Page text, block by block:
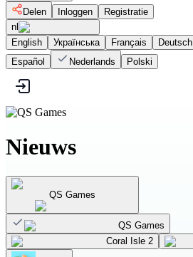
Delen
Inloggen
Registratie
nl
English
Українська Français Deutsch
Español
Nederlands Polski
Nieuws
QS Games
QS Games
Coral Isle 2